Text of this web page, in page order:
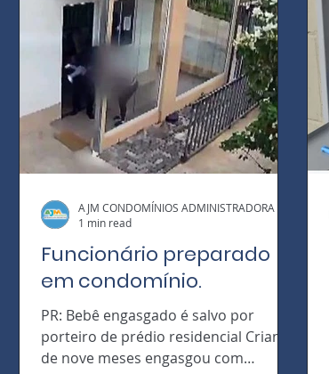
Funcionário preparado
em condomínio.
PR: Bebê engasgado é salvo por
porteiro de prédio residencial Criança
de nove meses engasgou com
AJM CONDOMÍNIOS ADMINISTRADORA
1 min read